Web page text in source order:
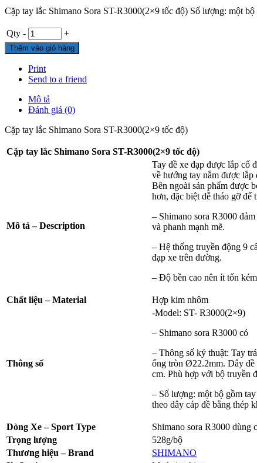
Cặp tay lắc Shimano Sora ST-R3000(2×9 tốc độ) Số lượng: một
Qty - +
Thêm vào giỏ hàng
Print
Send to a friend
Mô tả
Đánh giá (0)
Cặp tay lắc Shimano Sora ST-R3000(2×9 tốc độ)
Cặp tay lắc Shimano Sora ST-R3000(2×9 tốc độ)
Mô tả – Description
Tay đề xe đạp được lắp cố
về hướng tay nắm được lắp
Bên ngoài sản phẩm được
hơn, đặc biệt dễ tháo gỡ để
– Shimano sora R3000
và phanh mạnh mẽ.
– Hệ thống truyền động 9
đạp xe trên đường.
– Độ bền cao nên ít tốn
Chất liệu –Material Hợp kim nhôm
Thông số
-Model: ST- R3000(2×9)
– Shimano sora R3000 có
– Thông số kỷ thuật: Tay
ống tròn Ø22.2mm. Dây
cm. Phù hợp với bộ truyền
– Số lượng: một bộ gồm
theo dây cáp đề bằng thép
Dòng Xe – Sport Type
Shimano sora R3000 dùng
Trọng lượng
528g/bộ
Thương hiệu – Brand
SHIMANO